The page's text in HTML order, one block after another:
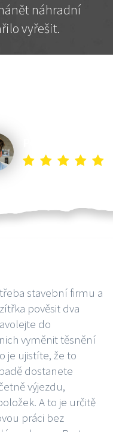
náhradní
vyřešit.
stavební firmu a
pověsit dva
do
vyměnit těsnění
je ujistíte, že to
dostanete
výjezdu,
A to je určitě
práci bez